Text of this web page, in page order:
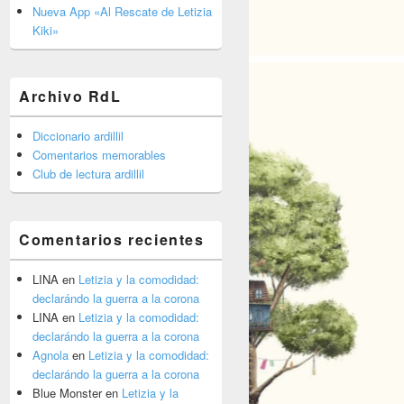
barra
lateral
primaria
Nueva App «Al Rescate de Letizia
Kiki»
Archivo RdL
Diccionario ardillil
Comentarios memorables
Club de lectura ardillil
Comentarios recientes
LINA en Letizia y la comodidad:
declarándo la guerra a la corona
LINA en Letizia y la comodidad:
declarándo la guerra a la corona
Agnola en Letizia y la comodidad:
declarándo la guerra a la corona
Blue Monsteren Letizia y la